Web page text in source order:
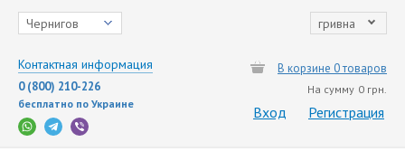
Чернигов гривна
Контактная информация
0 (800) 210-226
бесплатно по Украине
В корзине 0 товаров
На сумму 0 грн.
Вход Регистрация